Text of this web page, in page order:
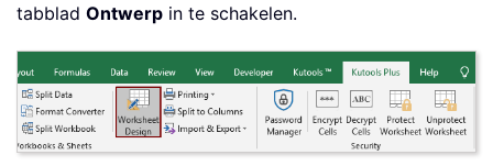
tabblad Ontwerp in te schakelen.